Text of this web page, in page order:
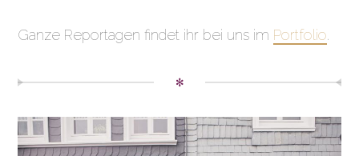
Ganze Reportagen findet ihr bei uns im Portfolio.
✻